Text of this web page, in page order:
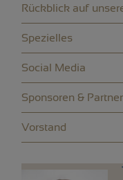
Rückblick auf
Spezielles
Social Media
Sponsoren & Partner
Vorstand